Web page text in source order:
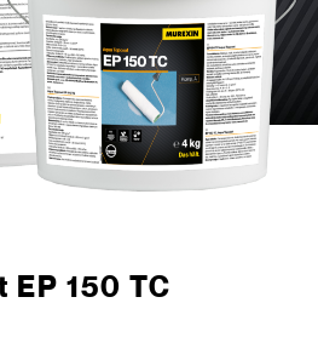
EP 150 TC